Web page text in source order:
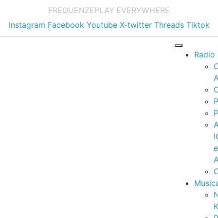
FREQUENZEPLAY EVERYWHERE
Instagram Facebook Youtube X-twitter Threads Tiktok
Radio
e